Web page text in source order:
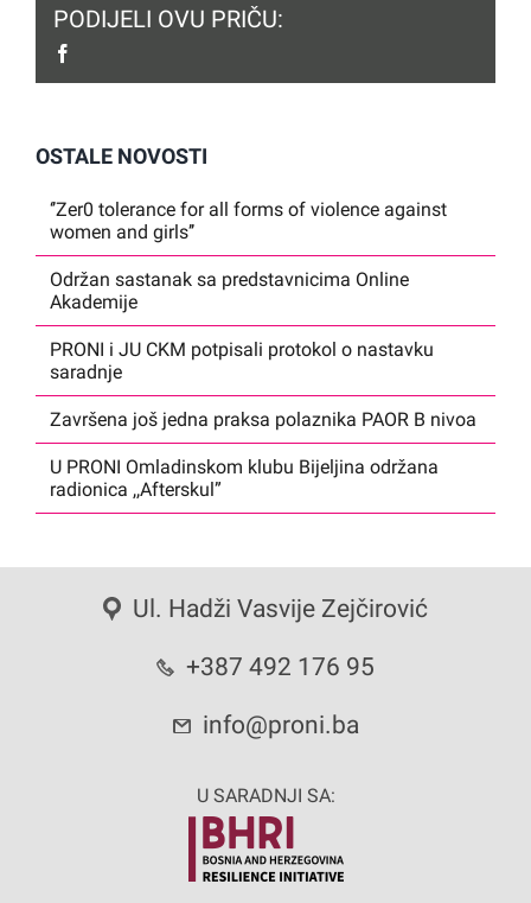
PODIJELI OVU PRIČU:
OSTALE NOVOSTI
‘’Zer0 tolerance for all forms of violence against
women and girls’’
Održan sastanak sa predstavnicima Online
Akademije
PRONI i JU CKM potpisali protokol o nastavku
saradnje
Završena još jedna praksa polaznika PAOR B nivoa
U PRONI Omladinskom klubu Bijeljina održana
radionica ,,Afterskul”
Ul. Hadži Vasvije Zejčirović
+387 492 176 95
info@proni.ba
U SARADNJI SA: